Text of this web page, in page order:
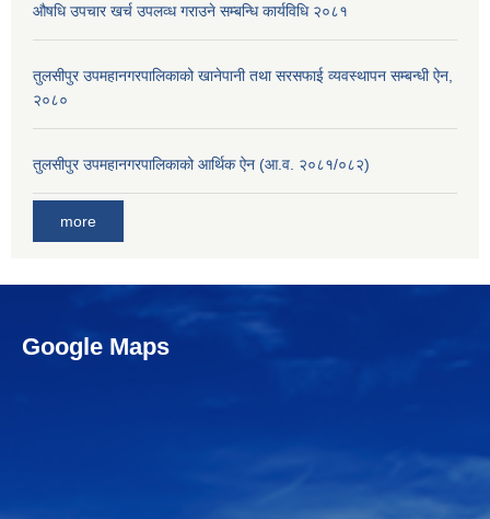
औषधि उपचार खर्च उपलव्ध गराउने सम्बन्धि कार्यविधि २०८१
तुलसीपुर उपमहानगरपालिकाको खानेपानी तथा सरसफाई व्यवस्थापन सम्बन्धी ऐन,
२०८०
तुलसीपुर उपमहानगरपालिकाको आर्थिक ऐन (आ.व. २०८१/०८२)
more
Google Maps